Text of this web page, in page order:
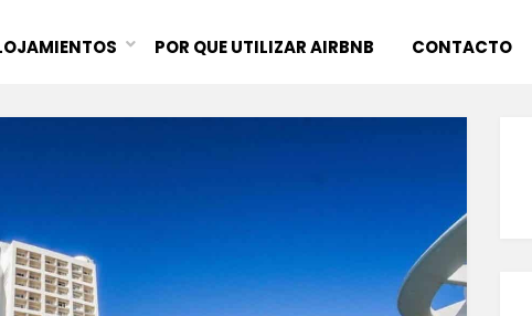
POR QUE UTILIZAR AIRBNB CONTACTO